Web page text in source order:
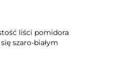
liści pomidora
szaro-białym